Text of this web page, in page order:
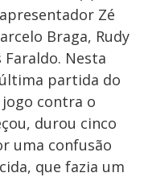
Zé
Braga, Rudy
Faraldo. Nesta
partida do
contra o
durou cinco
uma confusão
que fazia um